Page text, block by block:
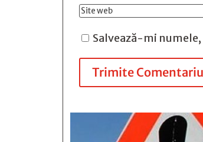
Salvează-mi
Trimite